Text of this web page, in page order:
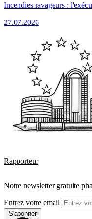
Incendies ravageurs :
27.07.2026
Rapporteur
Notre newsletter gratuite
Entrez votre email
S'abonner